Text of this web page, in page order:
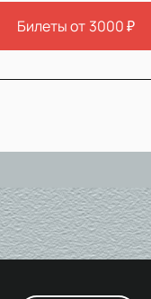
Билеты от 3000₽